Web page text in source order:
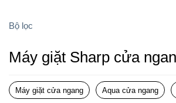
Bộ lọc
Máy giặt Sharp cửa
Máy giặt cửa ngang Aqua cửa ngang